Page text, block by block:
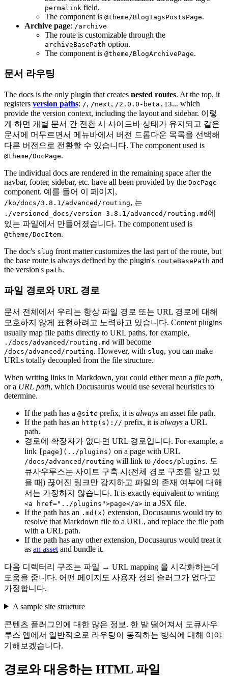
permalink field.
The component is @theme/BlogTagsPostsPage.
Archive page: /archive
The route is customizable through the
archiveBasePath option.
The component is @theme/BlogArchivePage.
문서 라우팅
The docs is the only plugin that creates nested routes. At the top, it
registers version paths: /, /next, /2.0.0-beta.13... which
provide the version context, including the layout and sidebar. 이렇
게 하면 개별 문서 간 전환 시 사이드바 상태가 유지되고 같은
문서에 머무르면서 메뉴바에서 버전 드롭다운 목록을 선택해
다른 버전으로 전환할 수 있습니다. The component used is
@theme/DocPage.
The individual docs are rendered in the remaining space after the
navbar, footer, sidebar, etc. have all been provided by the DocPage
component. 예를 들어 이 페이지,
/ko/docs/3.8.1/advanced/routing, 는
./versioned_docs/version-3.8.1/advanced/routing.md 에
있는 파일에서 만들어졌습니다. The component used is
@theme/DocItem.
The doc's slug front matter customizes the last part of the route, but
the base route is always defined by the plugin's routeBasePath and
the version's path.
파일 경로와 URL 경로
문서 전체에서 우리는 항상 파일 경로 또는 URL 경로에 대해
모호하지 않게 표현하려고 노력하고 있습니다. Content plugins
usually map file paths directly to URL paths, for example,
./docs/advanced/routing.md will become
/docs/advanced/routing. However, with slug, you can make
URLs totally decoupled from the file structure.
When writing links in Markdown, you could either mean a file path,
or a URL path, which Docusaurus would use several heuristics to
determine.
If the path has a @site prefix, it is always an asset file path.
If the path has an http(s):// prefix, it is always a URL
path.
경로에 확장자가 없다면 URL 경로입니다. For example, a
link [page](../plugins) on a page with URL
/docs/advanced/routing will link to /docs/plugins. 도
큐사우루스는 사이트 구축 시(전체 경로 구조를 알고 있
을 때) 끊어진 링크만 감지하고 파일의 존재 여부에 대해
서는 가정하지 않습니다. It is exactly equivalent to writing
<a href="../plugins">page</a> in a JSX file.
If the path has an .md(x) extension, Docusaurus would try to
resolve that Markdown file to a URL, and replace the file path
with a URL path.
If the path has any other extension, Docusaurus would treat it
as an asset and bundle it.
다음 디렉터리 구조는 파일 → URL mapping 을 시각화하는데
도움을 줍니다. 어떤 페이지도 사용자 정의 슬러그가 없다고
가정합니다.
A sample site structure
콘텐츠 플러그인에 대한 많은 정보. 한 발 떨어져서 도큐사우
루스 앱에서 일반적으로 라우팅이 동작하는 방식에 대해 이야
기해보겠습니다.
경로와 대응하는 HTML 파일